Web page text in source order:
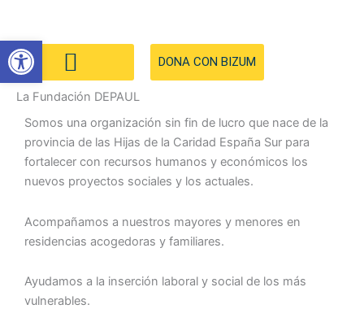
contenido
DONA CON BIZUM
La Fundación DEPAUL
Somos una organización sin fin de lucro que nace de la
provincia de las Hijas de la Caridad España Sur para
fortalecer con recursos humanos y económicos los
nuevos proyectos sociales y los actuales.
Acompañamos a nuestros mayores y menores en
residencias acogedoras y familiares.
Ayudamos a la inserción laboral y social de los más
vulnerables.
Abrir barra de herramientas